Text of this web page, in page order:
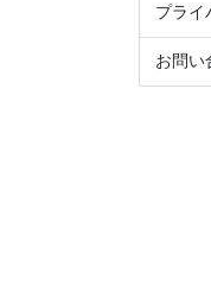
プライ
お問い